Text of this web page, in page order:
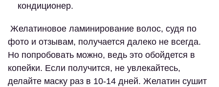
кондиционер.
Желатиновое ламинирование волос, судя по
фото и отзывам, получается далеко не всегда.
Но попробовать можно, ведь это обойдется в
копейки. Если получится, не увлекайтесь,
делайте маску раз в 10-14 дней. Желатин сушит